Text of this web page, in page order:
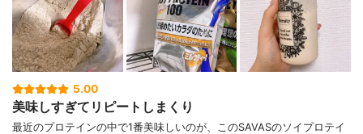
5.00
美味しすぎてリピートしまくり
最近のプロテインの中で1番美味しいのが、このSAVASのソイプロテイ